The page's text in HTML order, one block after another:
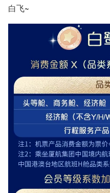
白飞~